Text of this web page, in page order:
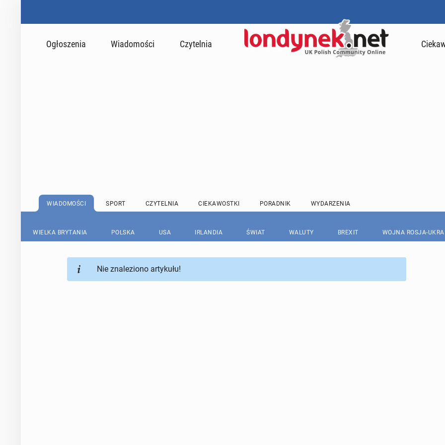
Ogłoszenia Wiadomości Czytelnia
WIADOMOŚCI SPORT CZYTELNIA CIEKAWOSTKI PORADNIK WYDARZENIA
WIELKA BRYTANIA POLSKA USA IRLANDIA ŚWIAT WALUTY BREXIT WOJNA ROSJA-
Nie znaleziono artykułu!